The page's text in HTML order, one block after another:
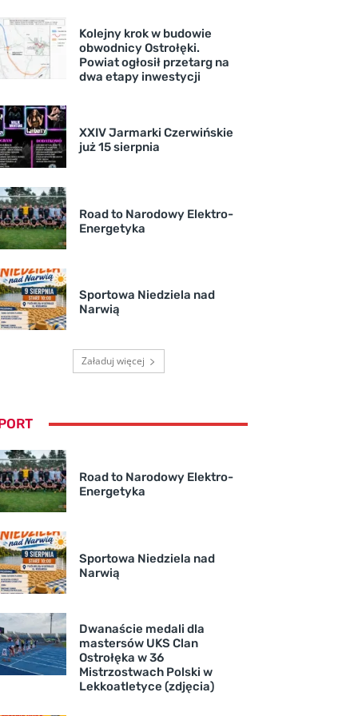
Kolejny krok w budowie
obwodnicy Ostrołęki.
Powiat ogłosił przetarg na
dwa etapy inwestycji
XXIV Jarmarki Czerwińskie
już 15 sierpnia
Road to Narodowy Elektro-
Energetyka
Sportowa Niedziela nad
Narwią
Załaduj więcej
Road to Narodowy Elektro-
Energetyka
Sportowa Niedziela nad
Narwią
Dwanaście medali dla
mastersów UKS Clan
Ostrołęka w 36
Mistrzostwach Polski w
Lekkoatletyce (zdjęcia)